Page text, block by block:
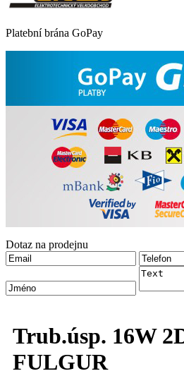
Platební brána GoPay
Dotaz na prodejnu
Trub.úsp. 16W
FULGUR